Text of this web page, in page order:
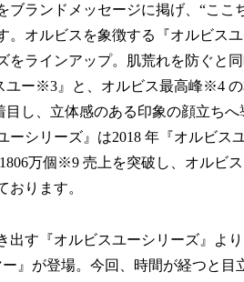
ブランドメッセージに掲げ、“ここ
。オルビスを象徴する『オルビス
をラインアップ。肌荒れを防ぐと
ー※3』と、オルビス最高峰※4
し、立体感のある印象の顔立ち
ーシリーズ』は2018 年『オルビス
万個※9 売上を突破し、オルビ
おります。
す『オルビスユーシリーズ』よ
』が登場。今回、時間が経つと